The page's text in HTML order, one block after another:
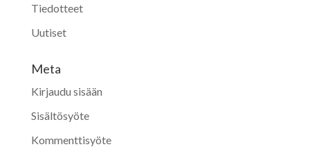
Tiedotteet
Uutiset
Meta
Kirjaudu sisään
Sisältösyöte
Kommenttisyöte